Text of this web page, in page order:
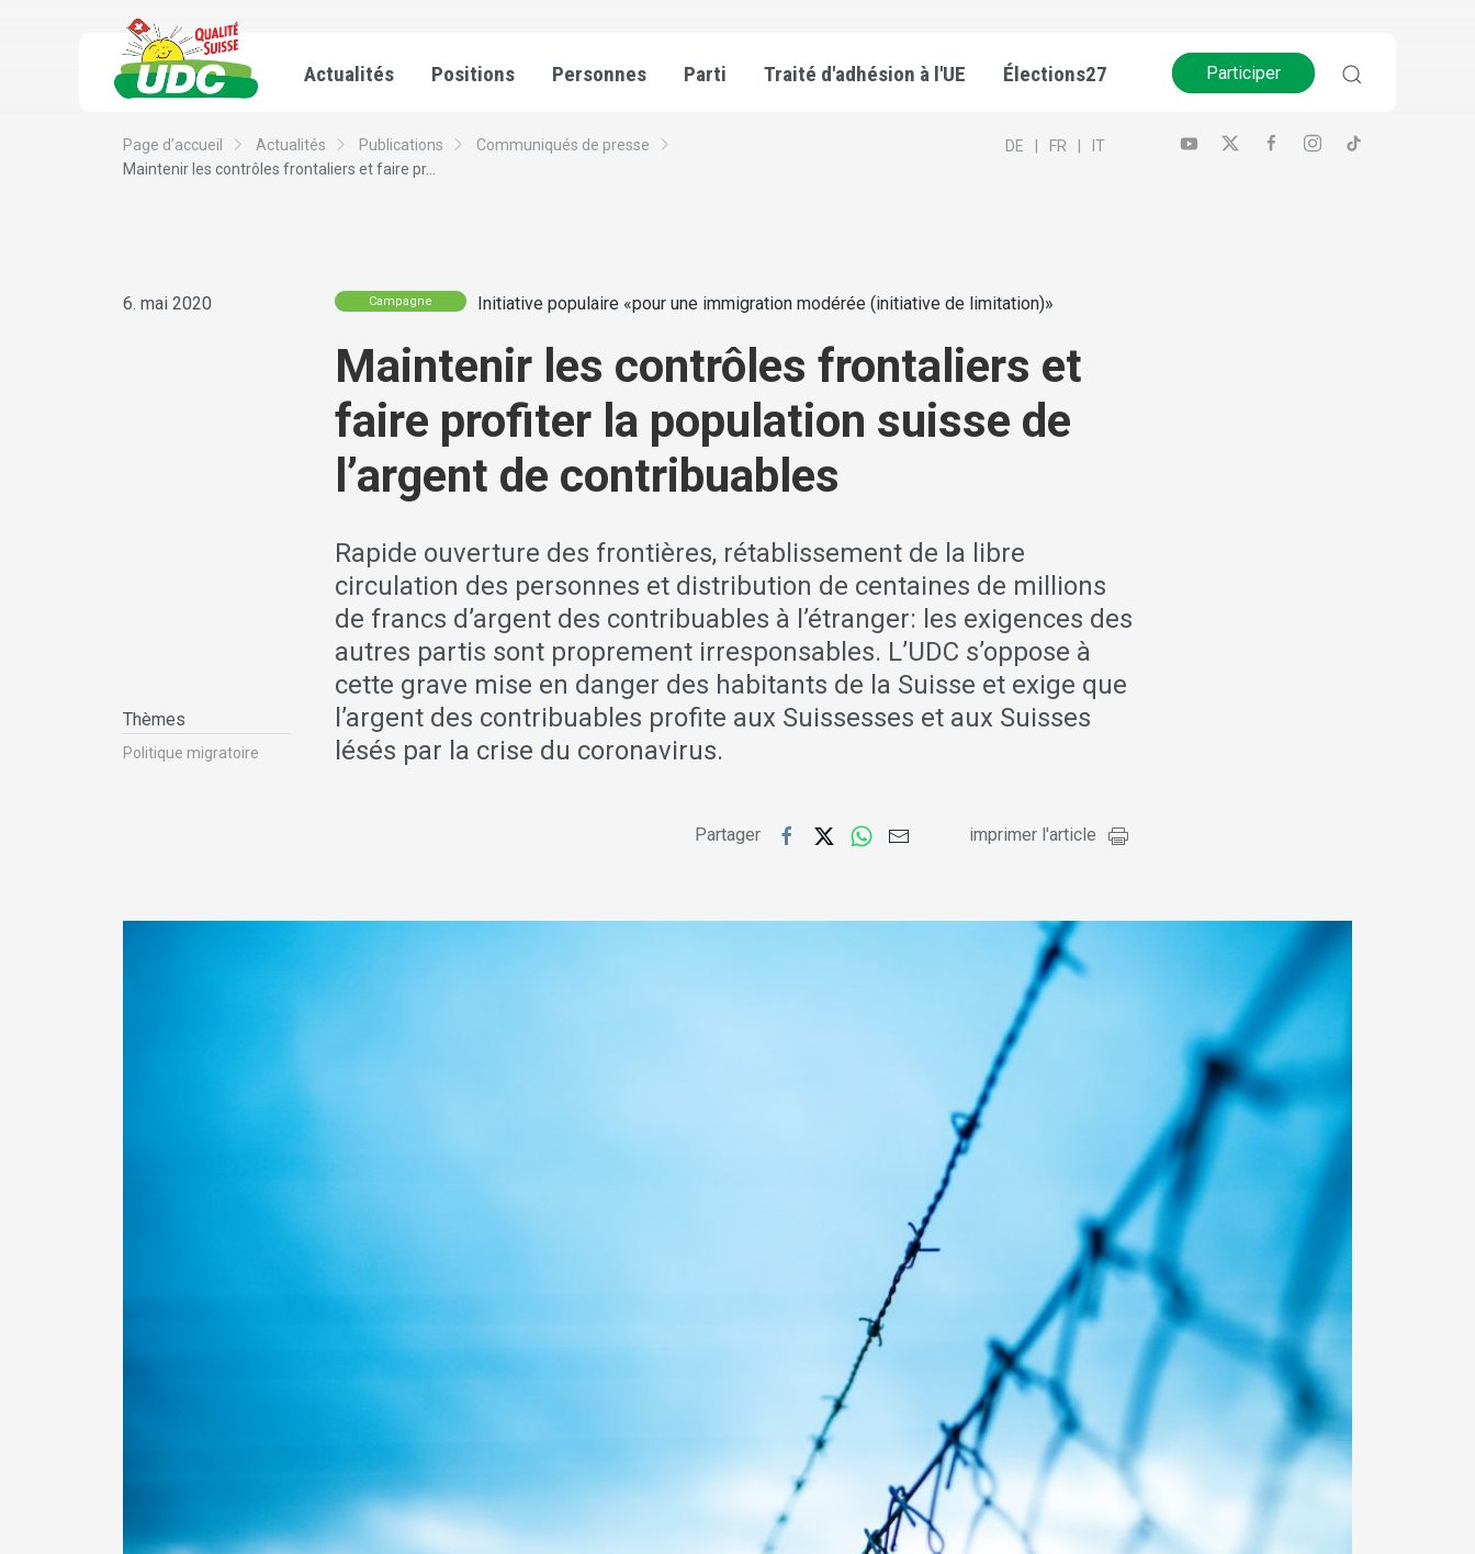
Actualités Positions Personnes Parti Traité d'adhésion à l'UE Élections27 Participer
Page d’accueil Actualités Publications
Communiqués de presse
Maintenir les contrôles frontaliers et faire pr...
DE FR IT
6. mai 2020
Thèmes
Politique migratoire
Campagne Initiative populaire «pour une immigration modérée (initiative de limitation)»
Maintenir les contrôles frontaliers et
faire profiter la population suisse de
l’argent de contribuables
Rapide ouverture des frontières, rétablissement de la libre
circulation des personnes et distribution de centaines de millions
de francs d’argent des contribuables à l’étranger: les exigences des
autres partis sont proprement irresponsables. L’UDC s’oppose à
cette grave mise en danger des habitants de la Suisse et exige que
l’argent des contribuables profite aux Suissesses et aux Suisses
lésés par la crise du coronavirus.
Partager imprimer l'article